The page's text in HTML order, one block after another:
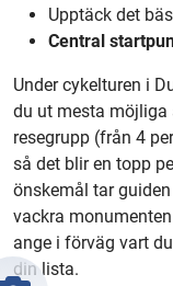
Upptäck det
Central
Under cykelturen i
du ut mesta möjliga
resegrupp (från 4
så det blir en topp
önskemål tar
vackra
ange i förväg vart
din lista.